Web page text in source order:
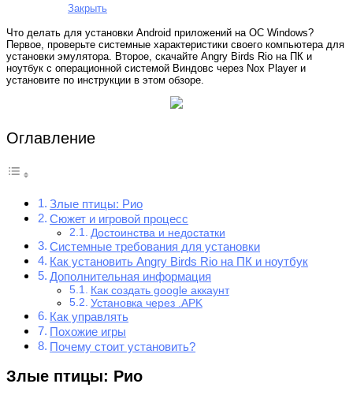
Закрыть
Что делать для установки Android приложений на ОС Windows?
Первое, проверьте системные характеристики своего компьютера для
установки эмулятора. Второе, скачайте Angry Birds Rio на ПК и
ноутбук с операционной системой Виндовс через Nox Player и
установите по инструкции в этом обзоре.
Оглавление
Злые птицы: Рио
Сюжет и игровой процесс
Достоинства и недостатки
Системные требования для установки
Как установить Angry Birds Rio на ПК и ноутбук
Дополнительная информация
Как создать google аккаунт
Установка через .APK
Как управлять
Похожие игры
Почему стоит установить?
Злые птицы: Рио